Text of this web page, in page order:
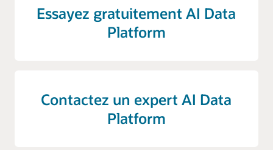
Essayez gratuitement AI Data
Platform
Contactez un expert AI Data
Platform